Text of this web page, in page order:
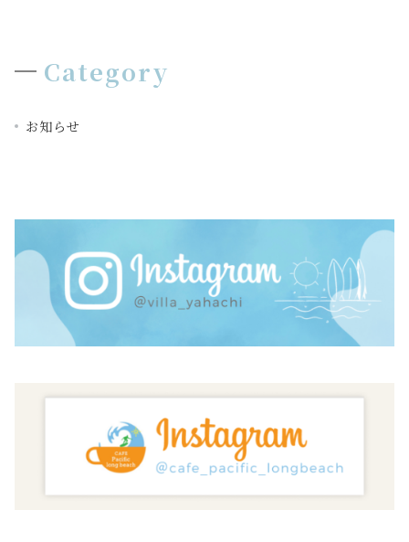
Category
お知らせ